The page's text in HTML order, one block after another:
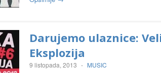
Darujemo ulaznice:
Eksplozija
9 listopada, 2013 - MUSIC